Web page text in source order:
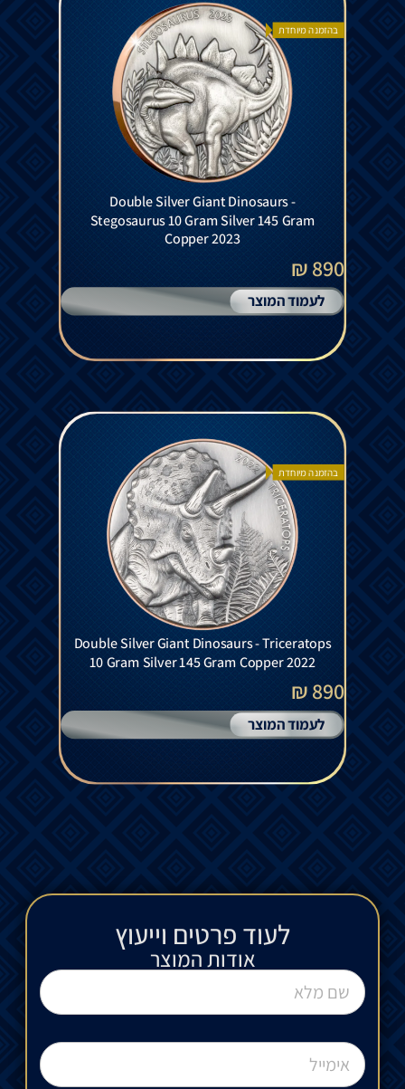
בהזמנה מיוחדת
Double Silver Giant Dinosaurs -
Stegosaurus 10 Gram Silver 145 Gram
Copper 2023
890 ₪
לעמוד המוצר
בהזמנה מיוחדת
Double Silver Giant Dinosaurs - Triceratops
10 Gram Silver 145 Gram Copper 2022
890 ₪
לעמוד המוצר
לעוד פרטים וייעוץ​
אודות המוצר